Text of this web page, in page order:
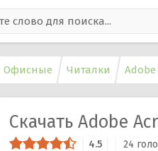
Офисные Читалки
Скачать Adobe
4.5 24